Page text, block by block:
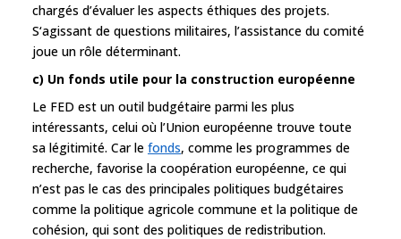
chargés d’évaluer les aspects éthiques des projets.
S‘agissant de questions militaires, l’assistance du comité
joue un rôle déterminant.
c) Un fonds utile pour la construction européenne
Le FED est un outil budgétaire parmi les plus
intéressants, celui où l’Union européenne trouve toute
sa légitimité. Car le fonds, comme les programmes de
recherche, favorise la coopération européenne, ce qui
n’est pas le cas des principales politiques budgétaires
comme la politique agricole commune et la politique de
cohésion, qui sont des politiques de redistribution.